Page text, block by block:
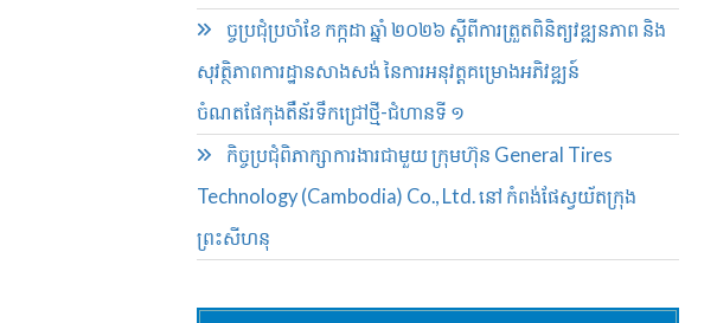
ច្ចប្រជុំប្រចាំខែ កក្កដា ឆ្នាំ ២០២៦ ស្តីពីការត្រួតពិនិត្យវឌ្ឍនភាព និង
សុវត្ថិភាពការដ្ឋានសាងសង់ នៃការអនុវត្តគម្រោងអភិវឌ្ឍន៍
ចំណតផែកុងតឺន័រទឹកជ្រៅថ្មី-ជំហានទី ១
កិច្ចប្រជុំពិភាក្សាការងារជាមួយ ក្រុមហ៊ុន General Tires
Technology (Cambodia) Co., Ltd. នៅ កំពង់ផែស្វយ័តក្រុង
ព្រះសីហនុ